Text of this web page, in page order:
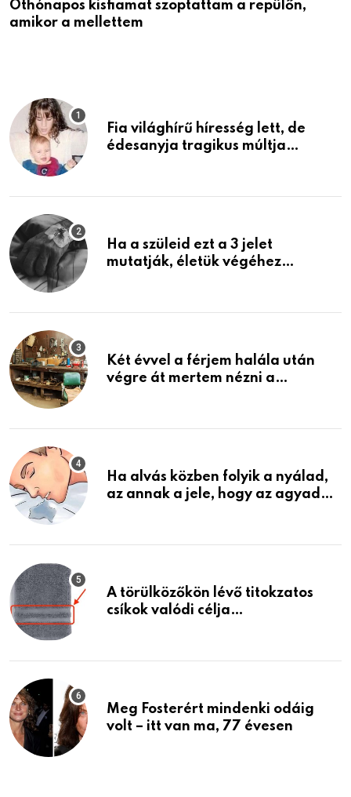
Öthónapos kisfiamat szoptattam a repülőn,
amikor a mellettem
Fia világhírű híresség lett, de
édesanyja tragikus múltja
Ha a szüleid ezt a 3 jelet
mutatják, életük végéhez
Két évvel a férjem halála után
végre át mertem nézni a
életemet
Ha alvás közben folyik a nyálad,
az annak a jele, hogy az agyad…
A törülközőkön lévő titokzatos
csíkok valódi célja…
Meg Fosterért mindenki odáig
volt – itt van ma, 77 évesen